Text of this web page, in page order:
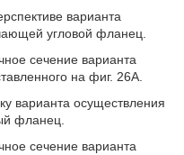
варианта
угловой фланец.
сечение варианта
на фиг. 26А.
варианта осуществления
фланец.
сечение варианта